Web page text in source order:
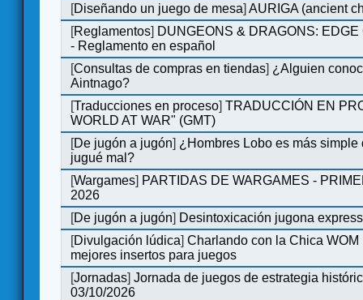
[Diseñando un juego de mesa]AURIGA (ancient
[Reglamentos] DUNGEONS & DRAGONS:
- Reglamento en español
[Consultas de compras en tiendas] ¿Alguien
Aintnago?
[Traducciones en proceso]TRADUCCIÓN EN
WORLD AT WAR" (GMT)
[De jugón a jugón] ¿Hombres Lobo es más simple
jugué mal?
[Wargames] PARTIDAS DE WARGAMES -
2026
[De jugón a jugón] Desintoxicación jugona express
[Divulgación lúdica]Charlando con la Chica WOM
mejores insertos para juegos
[Jornadas]Jornada de juegos de estrategia
03/10/2026